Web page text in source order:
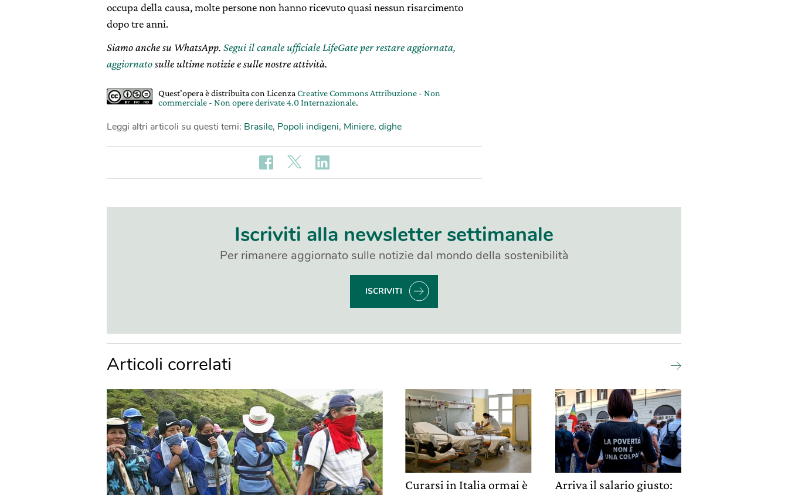
occupa della causa, molte persone non hanno ricevuto quasi nessun risarcimento
dopo tre anni.
Siamo anche su WhatsApp. Segui il canale ufficiale LifeGate per restare aggiornata,
aggiornatosulle ultime notizie e sulle nostre attività.
Quest'opera è distribuita con Licenza Creative Commons Attribuzione - Non
commerciale - Non opere derivate 4.0 Internazionale.
Leggi altri articoli su questi temi: Brasile, Popoli indigeni, Miniere, dighe
Iscriviti alla newsletter settimanale
Per rimanere aggiornato sulle notizie dal mondo della sostenibilità
ISCRIVITI
Articoli correlati
Curarsi in Italia ormai è
Arriva il salario giusto: